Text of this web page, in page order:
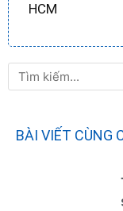
HCM
Tìm
kiếm
BÀI VIẾT CÙNG